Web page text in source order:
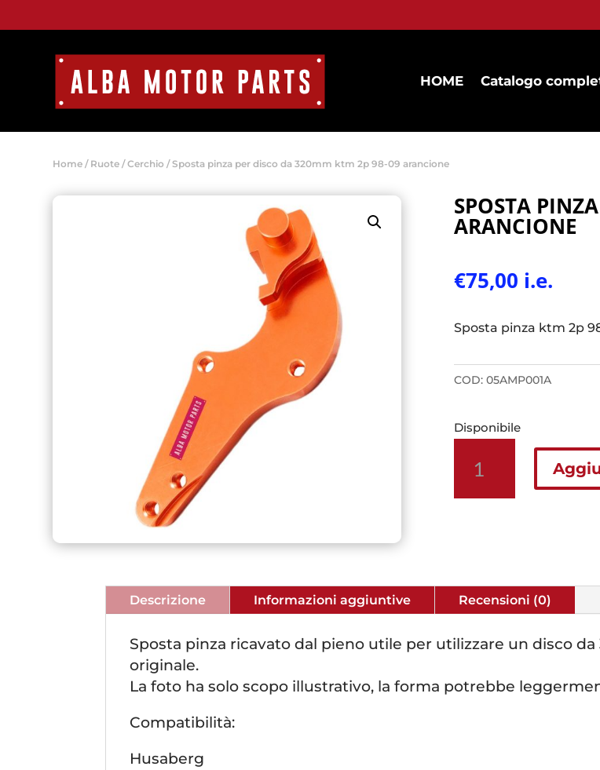
HOME Catalogo
Home / Ruote /Cerchio / Sposta pinza per disco da 320mm ktm 2p 98-09 arancione
SPOSTA
ARANCIONE
€75,00 i.e.
Sposta pinza ktm 2p
COD: 05AMP001A
Disponibile
pinza
2p
98-
09
quantità
Descrizione Informazioni aggiuntive Recensioni (0)
Sposta pinza ricavato dal pieno utile per utilizzare un disco
originale.
La foto ha solo scopo illustrativo, la forma potrebbe
Compatibilità:
Husaberg